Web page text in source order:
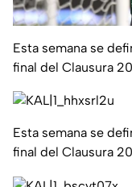
Esta semana se
final del Clausura
Esta semana se
final del Clausura